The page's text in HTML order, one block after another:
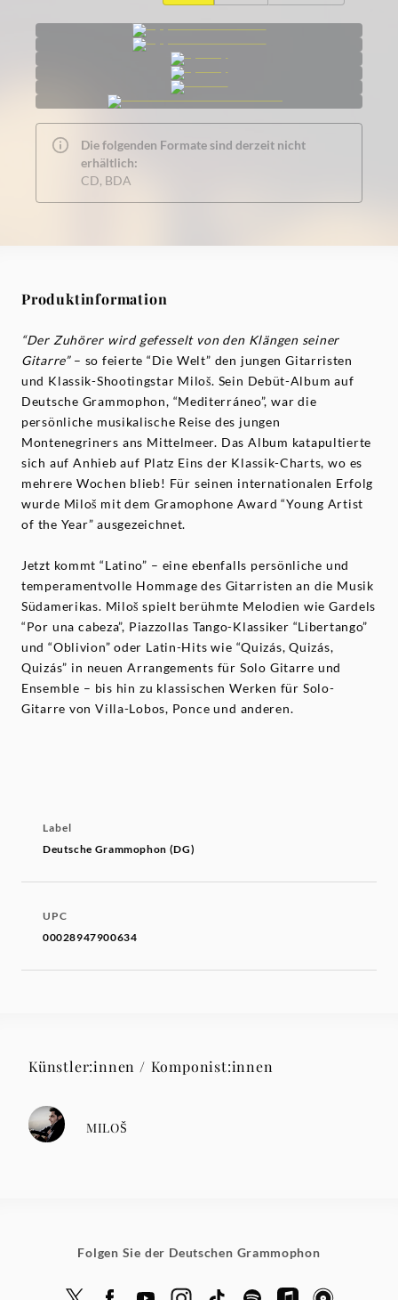
Die folgenden Formate sind derzeit nicht
erhältlich:
CD, BDA
Produktinformation
“Der Zuhörer wird gefesselt von den Klängen seiner
Gitarre”– so feierte “Die Welt” den jungen Gitarristen
und Klassik-Shootingstar Miloš. Sein Debüt-Album auf
Deutsche Grammophon, “Mediterráneo”, war die
persönliche musikalische Reise des jungen
Montenegriners ans Mittelmeer. Das Album katapultierte
sich auf Anhieb auf Platz Eins der Klassik-Charts, wo es
mehrere Wochen blieb! Für seinen internationalen Erfolg
wurde Miloš mit dem Gramophone Award “Young Artist
of the Year” ausgezeichnet.
Jetzt kommt “Latino” – eine ebenfalls persönliche und
temperamentvolle Hommage des Gitarristen an die Musik
Südamerikas. Miloš spielt berühmte Melodien wie Gardels
“Por una cabeza”, Piazzollas Tango-Klassiker “Libertango”
und “Oblivion” oder Latin-Hits wie “Quizás, Quizás,
Quizás” in neuen Arrangements für Solo Gitarre und
Ensemble – bis hin zu klassischen Werken für Solo-
Gitarre von Villa-Lobos, Ponce und anderen.
Label
Deutsche Grammophon (DG)
UPC
00028947900634
Künstler:innen / Komponist:innen
MILOŠ
Folgen Sie der Deutschen Grammophon